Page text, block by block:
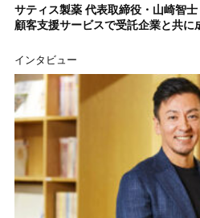
サティス製薬 代表取締役・山崎智
顧客支援サービスで受託企業と共に
インタビュー